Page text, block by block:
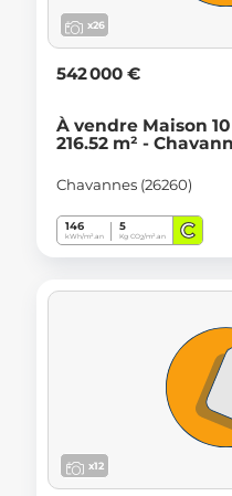
x26
542 000 €
À vendre Maison
216.52 m² -
Chavannes (26260)
146
kWh/m².an
5
Kg CO2/m².an C
x12